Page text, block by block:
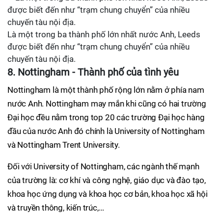
Là một trong ba thành phố lớn nhất nước Anh, Leeds
được biết đến như “trạm chung chuyển” của nhiều
chuyến tàu nội địa.
8. Nottingham - Thành phố của tình yêu
Nottingham là một thành phố rộng lớn nằm ở phía nam
nước Anh. Nottingham may mắn khi cũng có hai trường
Đại học đều nằm trong top 20 các trường Đại học hàng
đầu của nước Anh đó chính là University of Nottingham
và Nottingham Trent University.
Đối với University of Nottingham, các ngành thế mạnh
của trường là: cơ khí và công nghệ, giáo dục và đào tạo,
khoa học ứng dụng và khoa học cơ bản, khoa học xã hội
và truyền thông, kiến trúc,…